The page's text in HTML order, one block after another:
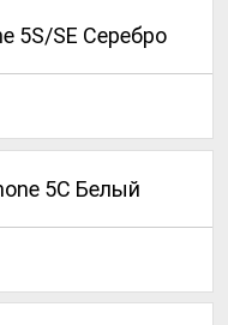
5C Белый
5S/SE Серебро